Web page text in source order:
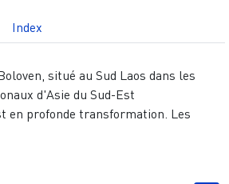
Index
situé au Sud Laos dans les
d'Asie du Sud-Est
en profonde transformation. Les